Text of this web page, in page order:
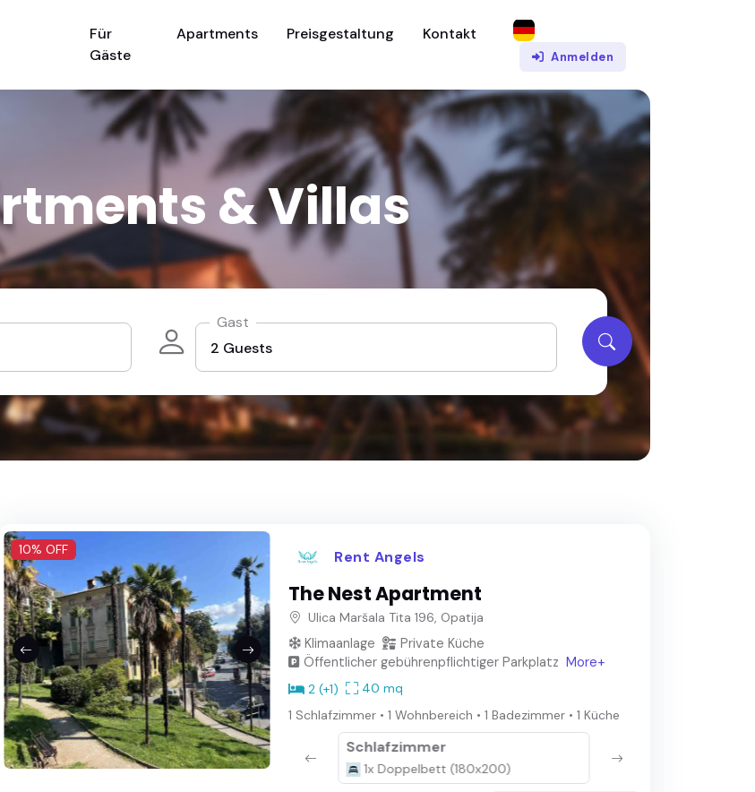
Für
Gäste
Apartments Preisgestaltung Kontakt
Anmelden
& Villas
Gast
10% OFF Rent Angels
The Nest Apartment
Ulica Maršala Tita 196, Opatija
Klimaanlage
Private Küche
Öffentlicher gebührenpflichtiger Parkplatz More+
2 (+1)
40 mq
1 Schlafzimmer • 1 Wohnbereich • 1 Badezimmer • 1 Küche
Schlafzimmer
1x Doppelbett (180x200)